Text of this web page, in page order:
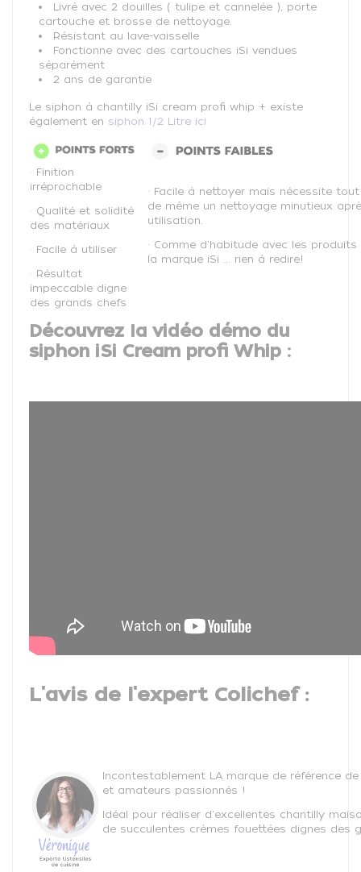
Livré avec 2 douilles ( tulipe et cannelée ), porte
cartouche et brosse de nettoyage.
Résistant au lave-vaisselle
Fonctionne avec des cartouches iSi vendues
séparément
2 ans de garantie
Le siphon à chantilly iSi cream profi whip + existe
également en siphon 1/2 Litre ici
• Finition
irréprochable
• Qualité et solidité
des matériaux
• Facile à utiliser
• Résultat
impeccable digne
des grands chefs
• Facile à nettoyer mais nécessite tout
de même un nettoyage minutieux
utilisation.
• Comme d'habitude avec les produits
la marque iSi ... rien à redire!
Découvrez la vidéo démo du
siphon iSi Cream profi Whip :
L'avis de l'expert Colichef :
Incontestablement LA marque de référence
et amateurs passionnés !
Idéal pour réaliser d'excellentes chantilly
de succulentes crèmes fouettées dignes des